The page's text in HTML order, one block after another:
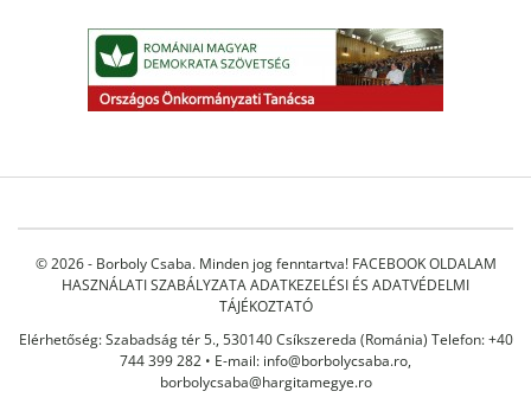
© 2026 - Borboly Csaba. Minden jog fenntartva! FACEBOOK OLDALAM
HASZNÁLATI SZABÁLYZATAADATKEZELÉSI ÉS ADATVÉDELMI
TÁJÉKOZTATÓ
Elérhetőség: Szabadság tér 5., 530140 Csíkszereda (Románia) Telefon: +40
744 399 282 • E-mail: info@borbolycsaba.ro,
borbolycsaba@hargitamegye.ro